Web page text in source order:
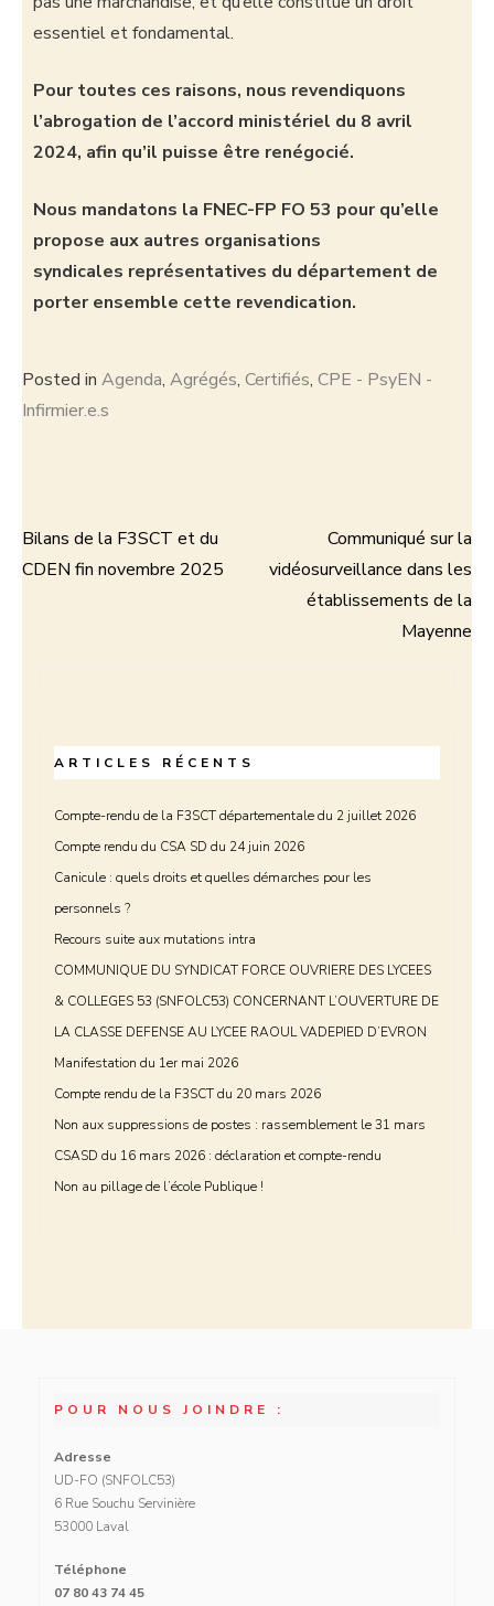
essentiel et fondamental.
Pour toutes ces raisons, nous revendiquons
l’abrogation de l’accord ministériel du 8 avril
2024, afin qu’il puisse être renégocié.
Nous mandatons la FNEC-FP FO 53 pour qu’elle
propose aux autres organisations
syndicales représentatives du département de
porter ensemble cette revendication.
Posted in Agenda, Agrégés, Certifiés, CPE - PsyEN -
Infirmier.e.s
Bilans de la F3SCT et du
CDEN fin novembre 2025
Communiqué sur la
vidéosurveillance dans les
établissements de la
Mayenne
ARTICLES RÉCENTS
Compte-rendu de la F3SCT départementale du 2 juillet 2026
Compte rendu du CSA SD du 24 juin 2026
Canicule : quels droits et quelles démarches pour les
personnels ?
Recours suite aux mutations intra
COMMUNIQUE DU SYNDICAT FORCE OUVRIERE DES LYCEES
& COLLEGES 53 (SNFOLC53) CONCERNANT L’OUVERTURE DE
LA CLASSE DEFENSE AU LYCEE RAOUL VADEPIED D’EVRON
Manifestation du 1er mai 2026
Compte rendu de la F3SCT du 20 mars 2026
Non aux suppressions de postes : rassemblement le 31 mars
CSASD du 16 mars 2026 : déclaration et compte-rendu
Non au pillage de l’école Publique !
POUR NOUS JOINDRE :
Adresse
UD-FO (SNFOLC53)
6 Rue Souchu Servinière
53000 Laval
Téléphone
07 80 43 74 45